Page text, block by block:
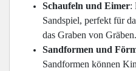
Schaufeln und Eimer:
Sandspiel, perfekt für
das Graben von Gräben.
Sandformen und
Sandformen können